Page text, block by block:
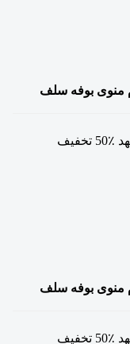
منوی بوفه سلف
50٪ تخفیف
منوی بوفه سلف
50٪ تخفیف